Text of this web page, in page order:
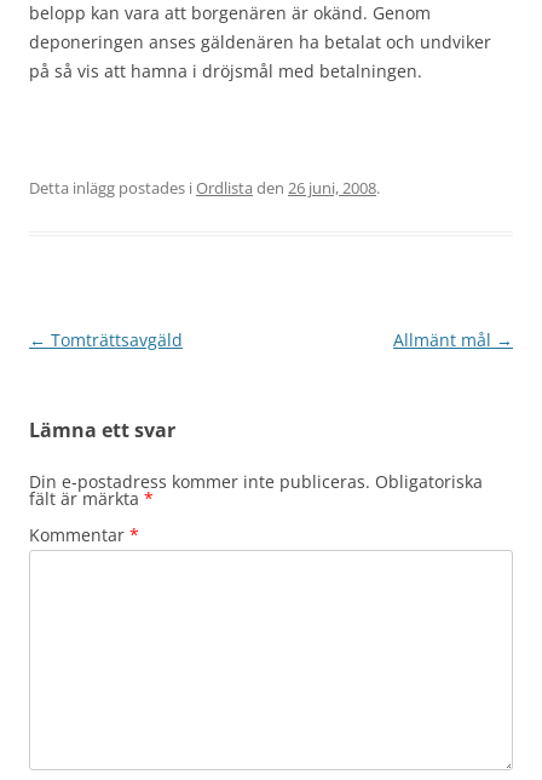
belopp kan vara att borgenären är okänd. Genom
deponeringen anses gäldenären ha betalat och undviker
på så vis att hamna i dröjsmål med betalningen.
Detta inlägg postades iOrdlista den 26 juni, 2008.
Inläggsnavigering
← Tomträttsavgäld Allmänt mål →
Lämna ett svar
Din e-postadress kommer inte publiceras. Obligatoriska
fält är märkta *
Kommentar *